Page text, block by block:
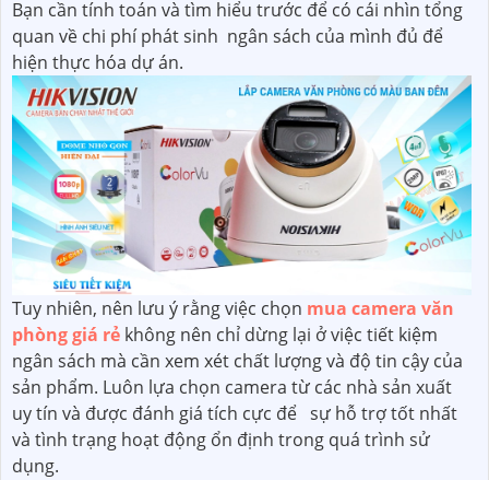
Bạn cần tính toán và tìm hiểu trước để có cái nhìn tổng
quan về chi phí phát sinh ngân sách của mình đủ để
hiện thực hóa dự án.
Tuy nhiên, nên lưu ý rằng việc chọn mua camera văn
phòng giá rẻ không nên chỉ dừng lại ở việc tiết kiệm
ngân sách mà cần xem xét chất lượng và độ tin cậy của
sản phẩm. Luôn lựa chọn camera từ các nhà sản xuất
uy tín và được đánh giá tích cực để sự hỗ trợ tốt nhất
và tình trạng hoạt động ổn định trong quá trình sử
dụng.